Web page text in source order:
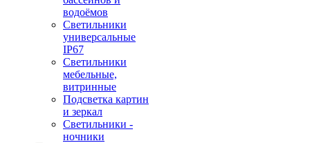
водоёмов
Светильники
универсальные
IP67
Светильники
мебельные,
витринные
Подсветка картин
и зеркал
Светильники -
ночники